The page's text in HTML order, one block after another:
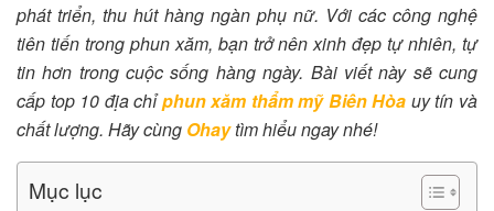
phát triển, thu hút hàng ngàn phụ nữ. Với các công nghệ
tiên tiến trong phun xăm, bạn trở nên xinh đẹp tự nhiên, tự
tin hơn trong cuộc sống hàng ngày. Bài viết này sẽ cung
cấp top 10 địa chỉphun xăm thẩm mỹ Biên Hòa uy tín và
chất lượng. Hãy cùng Ohaytìm hiểu ngay nhé!
Mục lục